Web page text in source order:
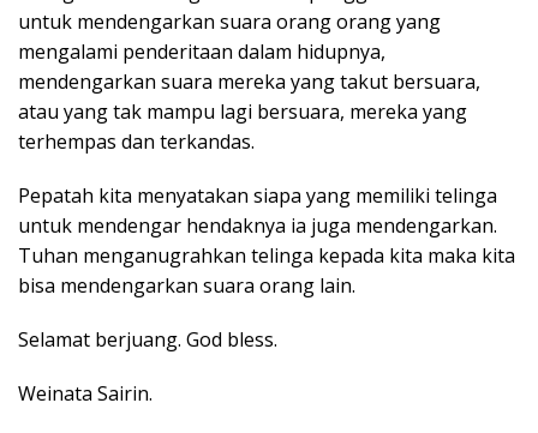
untuk mendengarkan suara orang orang yang
mengalami penderitaan dalam hidupnya,
mendengarkan suara mereka yang takut bersuara,
atau yang tak mampu lagi bersuara, mereka yang
terhempas dan terkandas.
Pepatah kita menyatakan siapa yang memiliki telinga
untuk mendengar hendaknya ia juga mendengarkan.
Tuhan menganugrahkan telinga kepada kita maka kita
bisa mendengarkan suara orang lain.
Selamat berjuang. God bless.
Weinata Sairin.